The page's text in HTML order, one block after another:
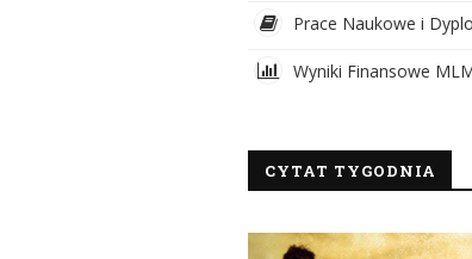
Prace Naukowe i
Wyniki Finansowe
CYTAT TYGODNIA